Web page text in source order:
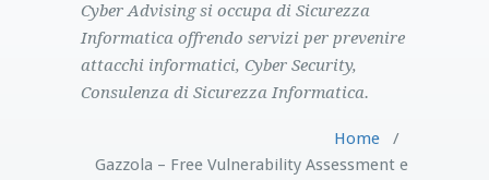
Cyber Advising si occupa di Sicurezza
Informatica offrendo servizi per prevenire
attacchi informatici, Cyber Security,
Consulenza di Sicurezza Informatica.
Home/
Gazzola – Free Vulnerability Assessment e